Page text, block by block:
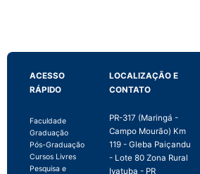
ACESSO
RÁPIDO
Faculdade
Graduação
Pós-Graduação
Cursos Livres
Pesquisa e
LOCALIZAÇÃO E
CONTATO
PR-317 (Maringá -
Campo Mourão) Km
119 - Gleba Paiçandu
- Lote 80 Zona Rural
Ivatuba - PR